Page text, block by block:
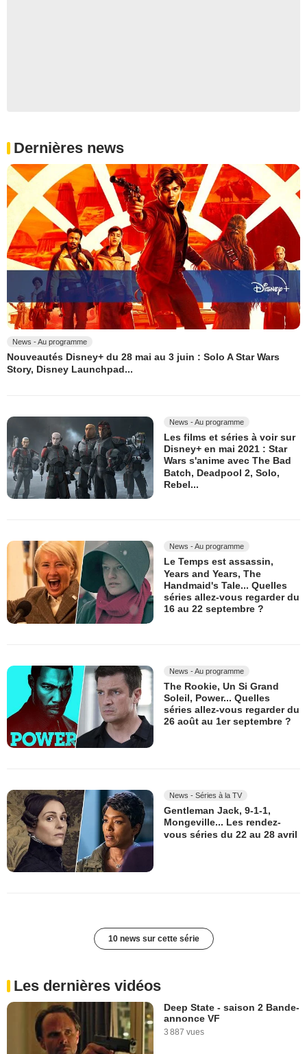
Dernières news
News - Au programme
Nouveautés Disney+ du 28 mai au 3 juin : Solo A Star Wars
Story, Disney Launchpad...
News - Au programme
Les films et séries à voir sur
Disney+ en mai 2021 : Star
Wars s'anime avec The Bad
Batch, Deadpool 2, Solo,
Rebel...
News - Au programme
Le Temps est assassin,
Years and Years, The
Handmaid's Tale... Quelles
séries allez-vous regarder du
16 au 22 septembre ?
News - Au programme
The Rookie, Un Si Grand
Soleil, Power... Quelles
séries allez-vous regarder du
26 août au 1er septembre ?
News - Séries à la TV
Gentleman Jack, 9-1-1,
Mongeville... Les rendez-
vous séries du 22 au 28 avril
10 news sur cette série
Les dernières vidéos
Deep State - saison 2 Bande-
annonce VF
3 887 vues